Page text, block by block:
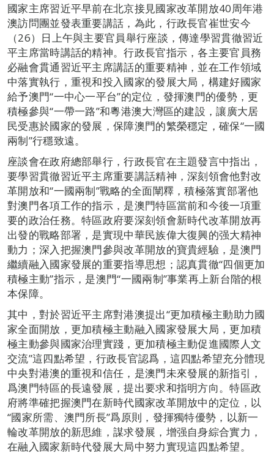
國家主席習近平早前在北京接見國家改革開放40周年港
澳訪問團並發表重要講話，為此，行政長官崔世安今
（26）日上午與主要官員舉行座談，傳達學習貫徹習近
平主席當時講話的精神。行政長官指示，各主要官員務
必融會貫通習近平主席講話的重要精神，並在工作領域
中落實執行，重視和投入國家的發展大局，構建好國家
給予澳門“一中心一平台”的定位，發揮澳門的優勢，更
積極參與“一帶一路”和粵港澳大灣區的建設，讓廣大居
民受惠於國家的發展，保障澳門的繁榮穩定，確保“一國
兩制”行穩致遠。
座談會在政府總部舉行，行政長官在主題發言中指出，
要學習貫徹習近平主席重要講話精神，深刻領會他對改
革開放和“一國兩制”戰略的全面闡釋，積極落實部署他
對澳門各項工作的指示，是澳門特區當前和今後一項重
要的政治任務。特區政府要深刻領會新時代改革開放再
出發的戰略部署，是實現中華民族偉大復興的强大精神
動力；深入把握澳門參與改革開放的寶貴經驗，是澳門
繼續融入國家發展的重要指導思想；認真貫徹“四個更加
積極主動”指示，是澳門“一國兩制”事業再上新台階的根
本保障。
其中，對於習近平主席對港澳提出“更加積極主動助力國
家全面開放，更加積極主動融入國家發展大局，更加積
極主動參與國家治理實踐，更加積極主動促進國際人文
交流”這四點希望，行政長官認爲，這四點希望充分體現
中央對港澳的重視和信任，是澳門未來發展的新指引，
爲澳門特區的長遠發展，提出要求和指明方向。特區政
府將準確把握澳門在新時代國家改革開放中的定位，以
“國家所需、澳門所長”爲原則，發揮獨特優勢，以新一
輪改革開放的新思維，謀求發展，增强自身綜合實力，
在融入國家新時代發展大局中努力實現這四點希望。